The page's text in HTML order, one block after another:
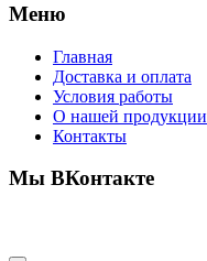
Меню
Главная
Доставка и оплата
Условия работы
О нашей продукции
Контакты
Мы ВКонтакте